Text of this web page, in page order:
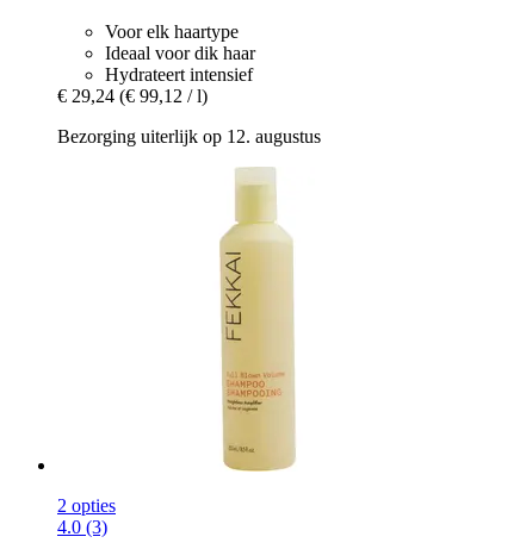
Voor elk haartype
Ideaal voor dik haar
Hydrateert intensief
€ 29,24 (€ 99,12 / l)
Bezorging uiterlijk op 12. augustus
2 opties
4.0 (3)